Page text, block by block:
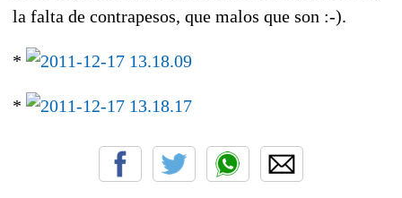
la falta de contrapesos, que malos que son :-).
*
*